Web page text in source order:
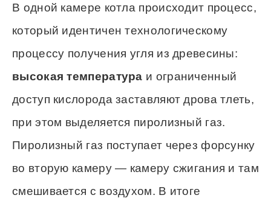
В одной камере котла происходит процесс,
который идентичен технологическому
процессу получения угля из древесины:
высокая температура и ограниченный
доступ кислорода заставляют дрова тлеть,
при этом выделяется пиролизный газ.
Пиролизный газ поступает через форсунку
во вторую камеру — камеру сжигания и там
смешивается с воздухом. В итоге